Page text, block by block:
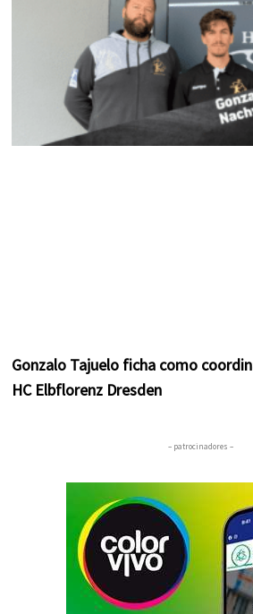
Gonzalo Tajuelo ficha como
HC Elbflorenz Dresden
– patrocinadores –